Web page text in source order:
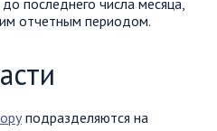
последнего числа месяца,
отчетным периодом.
подразделяются на